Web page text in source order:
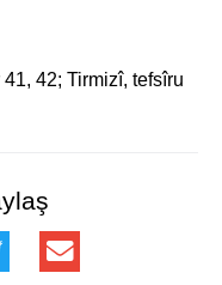
42; Tirmizî, tefsîru